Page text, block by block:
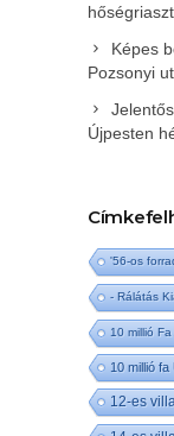
Képes
Pozsonyi
Újpesten
'56-os
- Rálátás
10 millió
10 millió
12-es